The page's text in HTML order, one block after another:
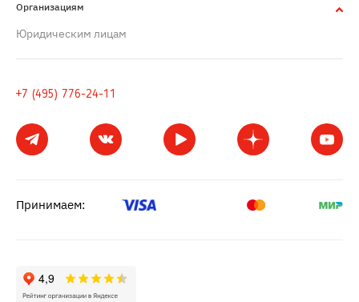
Организациям
Юридическим лицам
+7 (495) 776-24-11
Принимаем: